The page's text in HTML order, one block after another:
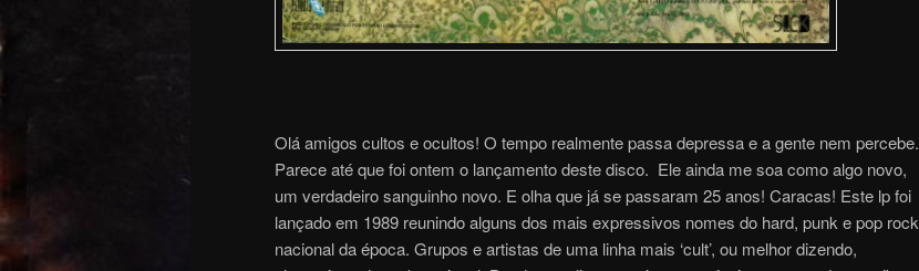
Olá amigos cultos e ocultos! O tempo realmente passa depressa e a gente nem percebe.
Parece até que foi ontem o lançamento deste disco. Ele ainda me soa como algo novo,
um verdadeiro sanguinho novo. E olha que já se passaram 25 anos! Caracas! Este lp foi
lançado em 1989 reunindo alguns dos mais expressivos nomes do hard, punk e pop rock
nacional da época. Grupos e artistas de uma linha mais ‘cult’, ou melhor dizendo,